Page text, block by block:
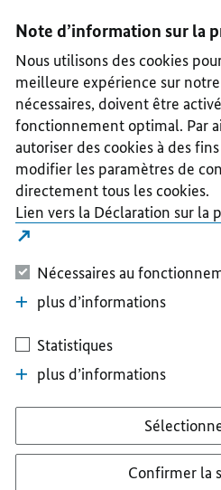
II
III
IV
V
Note d’information sur la
Nous utilisons des cookies
meilleure expérience sur
nécessaires, doivent être
fonctionnement optimal. Par
autoriser des cookies à des
modifier les paramètres de
directement tous les cookies.
Lien vers la Déclaration sur la
Nécessaires au
plus d’informations
Statistiques
plus d’informations
Confirmer la